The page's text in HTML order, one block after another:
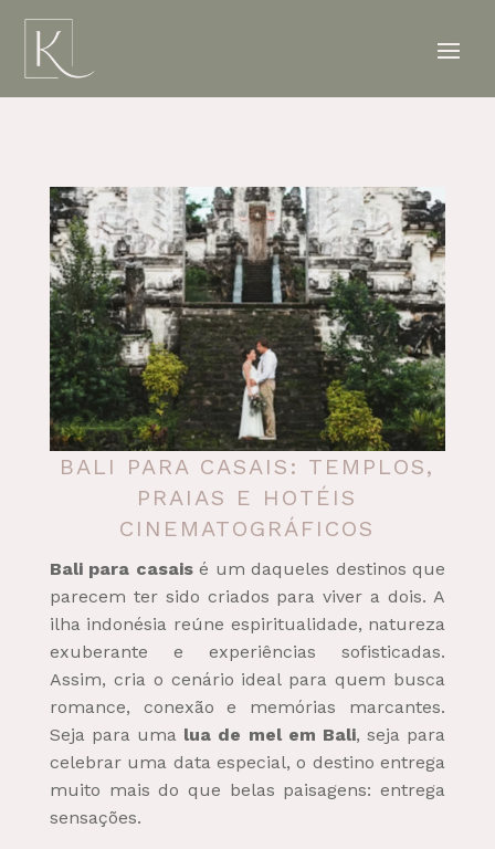
BALI PARA CASAIS: TEMPLOS,
PRAIAS E HOTÉIS
CINEMATOGRÁFICOS
Bali para casaisé um daqueles destinos que
parecem ter sido criados para viver a dois. A
ilha indonésia reúne espiritualidade, natureza
exuberante e experiências sofisticadas.
Assim, cria o cenário ideal para quem busca
romance, conexão e memórias marcantes.
Seja para uma lua de mel em Bali, seja para
celebrar uma data especial, o destino entrega
muito mais do que belas paisagens: entrega
sensações.